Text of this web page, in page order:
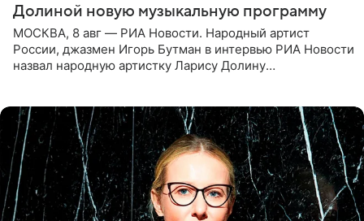
Долиной новую музыкальную программу
МОСКВА, 8 авг — РИА Новости. Народный артист
России, джазмен Игорь Бутман в интервью РИА Новости
назвал народную артистку Ларису Долину